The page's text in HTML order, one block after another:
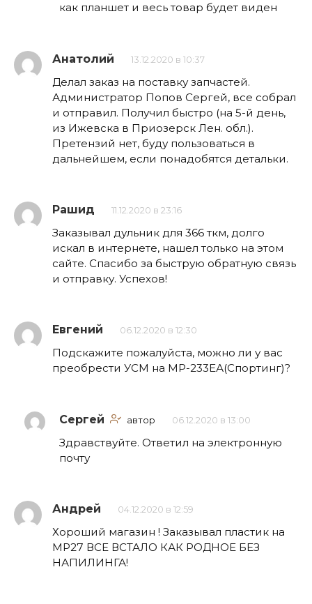
как планшет и весь товар будет виден
Анатолий 13.12.2020 в 10:37
Делал заказ на поставку запчастей.
Администратор Попов Сергей, все собрал
и отправил. Получил быстро (на 5-й день,
из Ижевска в Приозерск Лен. обл.).
Претензий нет, буду пользоваться в
дальнейшем, если понадобятся детальки.
Рашид 11.12.2020 в 23:16
Заказывал дульник для 366 ткм, долго
искал в интернете, нашел только на этом
сайте. Спасибо за быструю обратную связь
и отправку. Успехов!
Евгений 06.12.2020 в 12:30
Подскажите пожалуйста, можно ли у вас
преобрести УСМ на МР-233ЕА(Спортинг)?
Сергей автор 06.12.2020 в 13:00
Здравствуйте. Ответил на электронную
почту
Андрей 04.12.2020 в 12:59
Хороший магазин ! Заказывал пластик на
МР27 ВСЕ ВСТАЛО КАК РОДНОЕ БЕЗ
НАПИЛИНГА!